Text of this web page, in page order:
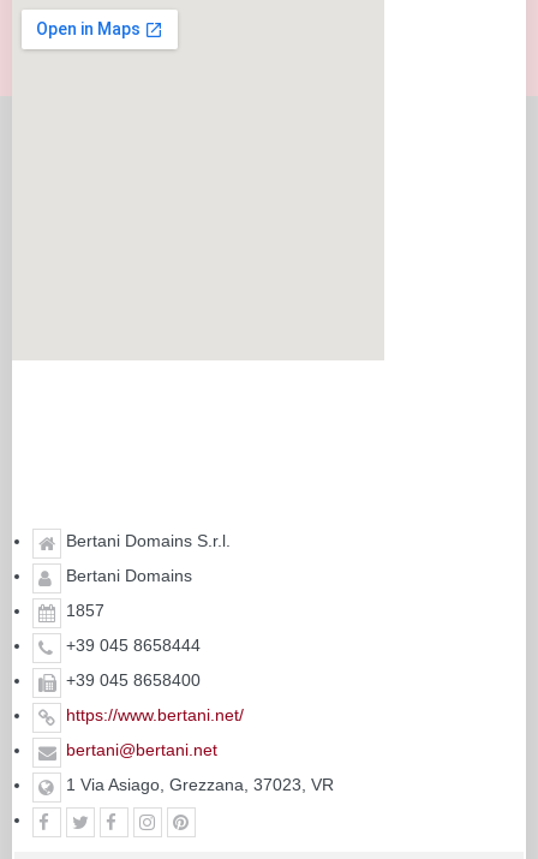
Bertani Domains S.r.l.
Bertani Domains
1857
+39 045 8658444
+39 045 8658400
https://www.bertani.net/
bertani@bertani.net
1 Via Asiago, Grezzana, 37023, VR